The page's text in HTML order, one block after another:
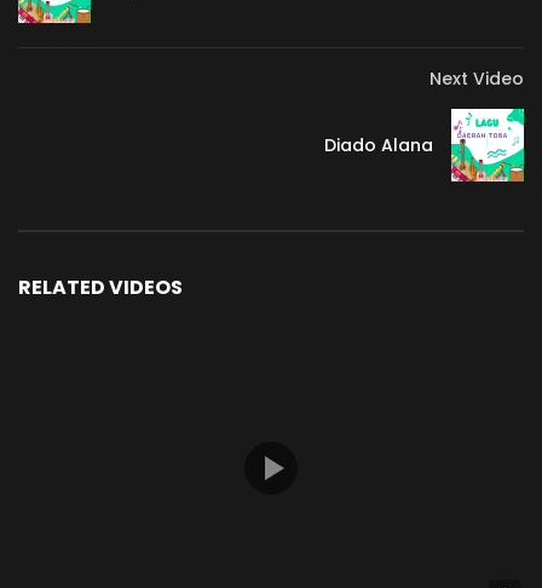
Next Video
Diado Alana
RELATED VIDEOS